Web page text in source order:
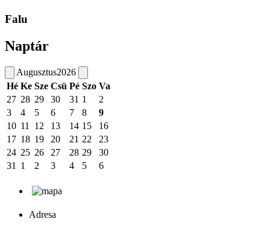
Falu
Naptár
Augusztus2026
Hé Ke Sze Csü Pé Szo Va
27 28 29 30 31 1
2
3
4 5 6 7 8
9
10 11 12 13 14 15
16
17 18 19 20 21 22
23
24 25 26 27 28 29
30
31
1 2 3 4 5 6
Adresa